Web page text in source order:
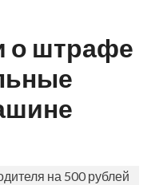
о штрафе
на 500 рублей